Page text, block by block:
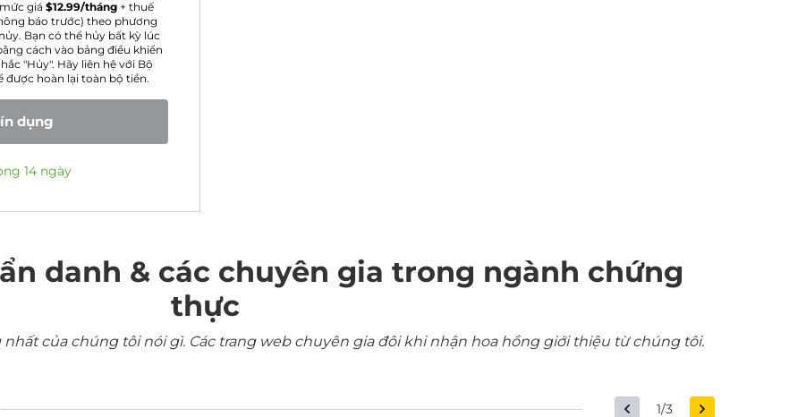
giá $12.99/tháng + thuế
báo trước) theo phương
Bạn có thể hủy bất kỳ lúc
cách vào bảng điều khiển
"Hủy". Hãy liên hệ với Bộ
được hoàn lại toàn bộ tiền.
dụng
14 ngày
danh & các chuyên gia trong ngành chứng
thực
của chúng tôi nói gì. Các trang web chuyên gia đôi khi nhận hoa hồng giới thiệu từ chúng tôi.
1/3